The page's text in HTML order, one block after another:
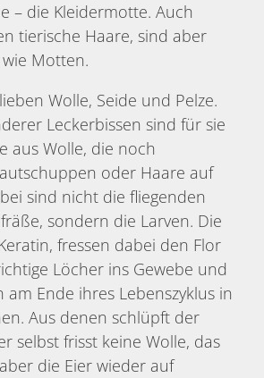
– die Kleidermotte. Auch
tierische Haare, sind aber
Motten.
Wolle, Seide und Pelze.
Leckerbissen sind für sie
aus Wolle, die noch
oder Haare auf
sind nicht die fliegenden
sondern die Larven. Die
fressen dabei den Flor
Löcher ins Gewebe und
Ende ihres Lebenszyklus in
Aus denen schlüpft der
selbst frisst keine Wolle, das
die Eier wieder auf